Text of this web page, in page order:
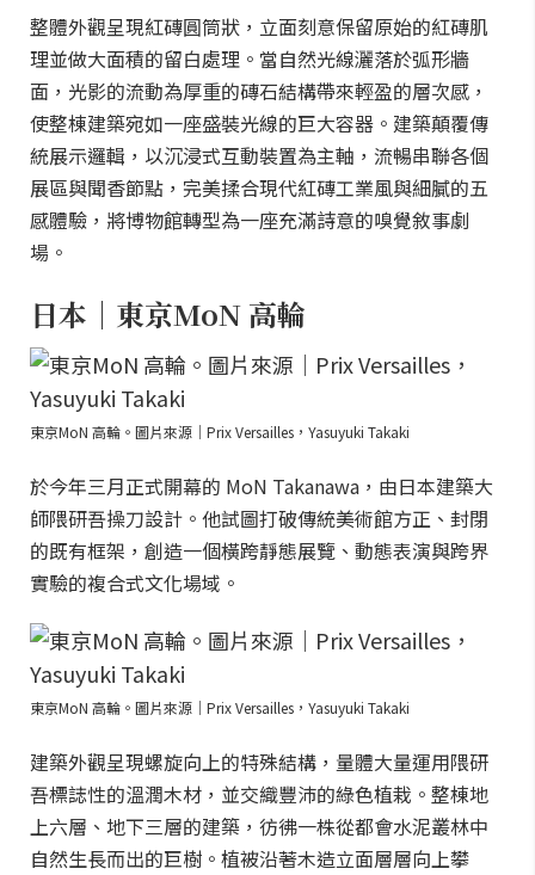
整體外觀呈現紅磚圓筒狀，立面刻意保留原始的紅磚肌
理並做大面積的留白處理。當自然光線灑落於弧形牆
面，光影的流動為厚重的磚石結構帶來輕盈的層次感，
使整棟建築宛如一座盛裝光線的巨大容器。建築顛覆傳
統展示邏輯，以沉浸式互動裝置為主軸，流暢串聯各個
展區與聞香節點，完美揉合現代紅磚工業風與細膩的五
感體驗，將博物館轉型為一座充滿詩意的嗅覺敘事劇
場。
日本｜東京MoN 高輪
東京MoN 高輪。圖片來源｜Prix Versailles，Yasuyuki Takaki
於今年三月正式開幕的 MoN Takanawa，由日本建築大
師隈研吾操刀設計。他試圖打破傳統美術館方正、封閉
的既有框架，創造一個橫跨靜態展覽、動態表演與跨界
實驗的複合式文化場域。
東京MoN 高輪。圖片來源｜Prix Versailles，Yasuyuki Takaki
建築外觀呈現螺旋向上的特殊結構，量體大量運用隈研
吾標誌性的溫潤木材，並交織豐沛的綠色植栽。整棟地
上六層、地下三層的建築，彷彿一株從都會水泥叢林中
自然生長而出的巨樹。植被沿著木造立面層層向上攀